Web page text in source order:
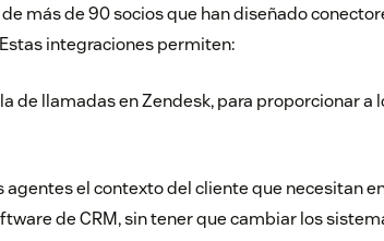
más de 90 socios que han diseñado
integraciones permiten:
de llamadas en Zendesk, para proporcionar a
agentes el contexto del cliente que necesitan
de CRM, sin tener que cambiar los